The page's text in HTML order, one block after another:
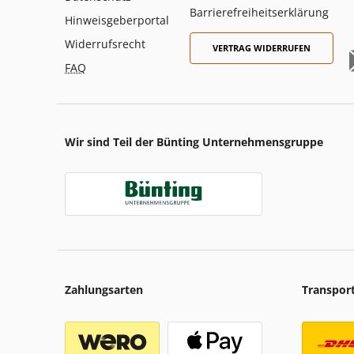
Hinweisgeberportal
Widerrufsrecht
FAQ
Barrierefreiheitserklärung
VERTRAG WIDERRUFEN
Wir sind Teil der Bünting Unternehmensgruppe
Zahlungsarten